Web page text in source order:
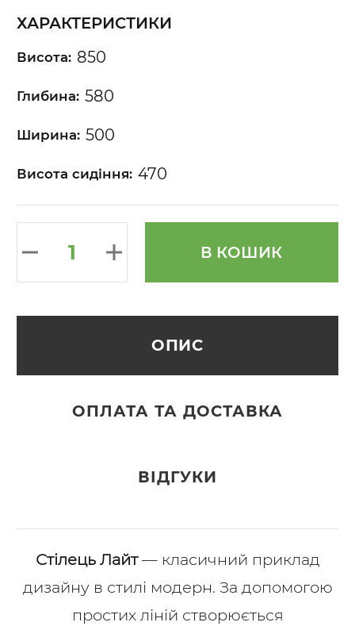
ХАРАКТЕРИСТИКИ
Висота: 850
Глибина: 580
Ширина: 500
Висота сидіння: 470
В КОШИК
ОПИС
ОПЛАТА ТА ДОСТАВКА
ВІДГУКИ
Стілець Лайт— класичний приклад
дизайну в стилі модерн. За допомогою
простих ліній створюється